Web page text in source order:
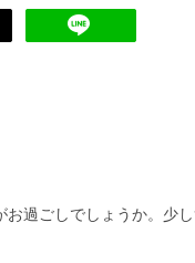
過ごしでしょうか。少